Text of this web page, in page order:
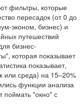
фильтры, которые
пересадок (от 0 до
эконом, бизнес) и
путешествий
бизнес-
которая показывает
показывает,
или среда) на 15–20%
функции анализа
поймать "окно" с